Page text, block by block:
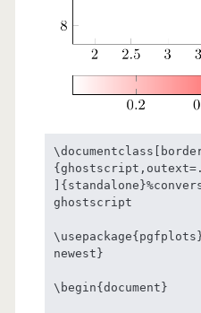
ghostscript
newest}
\begin{document}